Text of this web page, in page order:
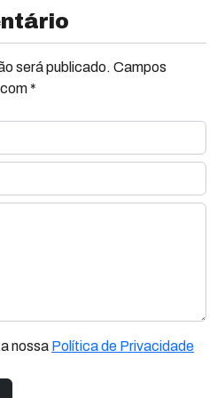
será publicado. Campos
*
nossa Política de Privacidade